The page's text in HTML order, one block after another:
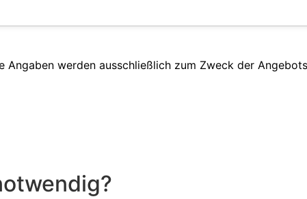
Angaben werden ausschließlich zum Zweck der